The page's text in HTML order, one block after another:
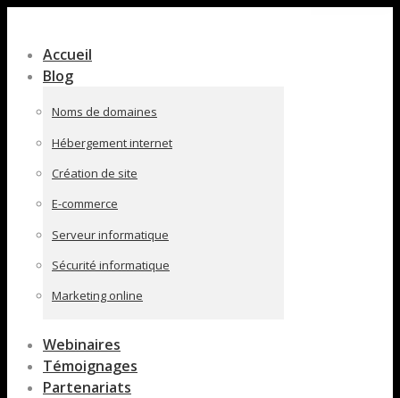
pleine
largeur
Accueil
Blog
Noms de domaines
Hébergement internet
Création de site
E-commerce
Serveur informatique
Sécurité informatique
Marketing online
Webinaires
Témoignages
Partenariats